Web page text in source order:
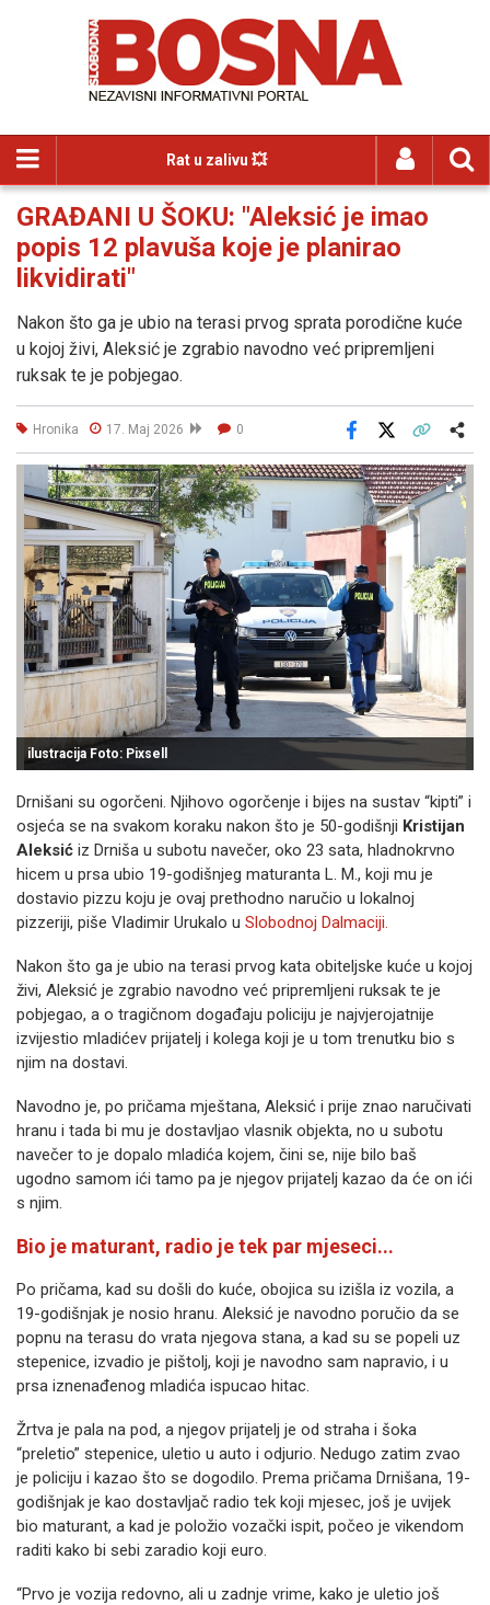
Rat u zalivu 💥
GRAĐANI U ŠOKU: "Aleksić je imao
popis 12 plavuša koje je planirao
likvidirati"
Nakon što ga je ubio na terasi prvog sprata porodične kuće
u kojoj živi, Aleksić je zgrabio navodno već pripremljeni
ruksak te je pobjegao.
Hronika 17. Maj 2026 0
Facebook
ilustracija Foto: Pixsell
Drnišani su ogorčeni. Njihovo ogorčenje i bijes na sustav “kipti” i
osjeća se na svakom koraku nakon što je 50-godišnji Kristijan
Aleksić iz Drniša u subotu navečer, oko 23 sata, hladnokrvno
hicem u prsa ubio 19-godišnjeg maturanta L. M., koji mu je
dostavio pizzu koju je ovaj prethodno naručio u lokalnoj
pizzeriji, piše Vladimir Urukalo u Slobodnoj Dalmaciji.
Nakon što ga je ubio na terasi prvog kata obiteljske kuće u kojoj
živi, Aleksić je zgrabio navodno već pripremljeni ruksak te je
pobjegao, a o tragičnom događaju policiju je najvjerojatnije
izvijestio mladićev prijatelj i kolega koji je u tom trenutku bio s
njim na dostavi.
Navodno je, po pričama mještana, Aleksić i prije znao naručivati
hranu i tada bi mu je dostavljao vlasnik objekta, no u subotu
navečer to je dopalo mladića kojem, čini se, nije bilo baš
ugodno samom ići tamo pa je njegov prijatelj kazao da će on ići
s njim.
Bio je maturant, radio je tek par mjeseci...
Po pričama, kad su došli do kuće, obojica su izišla iz vozila, a
19-godišnjak je nosio hranu. Aleksić je navodno poručio da se
popnu na terasu do vrata njegova stana, a kad su se popeli uz
stepenice, izvadio je pištolj, koji je navodno sam napravio, i u
prsa iznenađenog mladića ispucao hitac.
Žrtva je pala na pod, a njegov prijatelj je od straha i šoka
“preletio” stepenice, uletio u auto i odjurio. Nedugo zatim zvao
je policiju i kazao što se dogodilo. Prema pričama Drnišana, 19-
godišnjak je kao dostavljač radio tek koji mjesec, još je uvijek
bio maturant, a kad je položio vozački ispit, počeo je vikendom
raditi kako bi sebi zaradio koji euro.
“Prvo je vozija redovno, ali u zadnje vrime, kako je uletio još